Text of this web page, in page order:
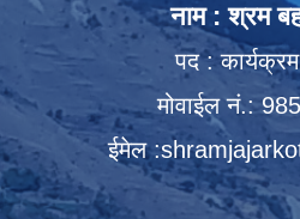
नाम : श्रम
पद :
मोवाईल नं.:
ईमेल :